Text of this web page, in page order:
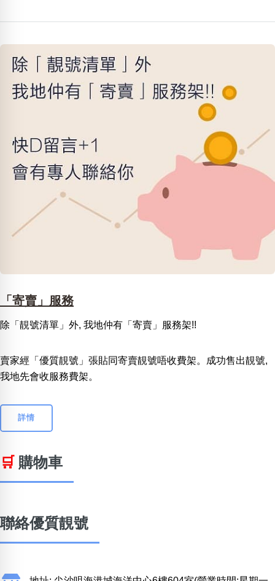
「寄賣」服務
除「靚號清單」外, 我地仲有「寄賣」服務架!!
賣家經「優質靚號」張貼同寄賣靚號唔收費架。成功售出靚號,
我地先會收服務費架。
詳情
🛒 購物車
聯絡優質靚號